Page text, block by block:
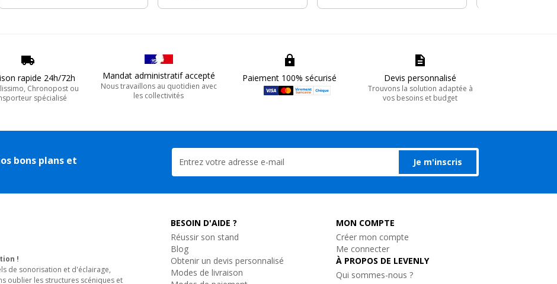
rapide 24h/72h
Chronopost ou
spécialisé
Mandat administratif accepté
Nous travaillons au quotidien avec
les collectivités
Paiement 100% sécurisé Devis personnalisé
Trouvons la solution adaptée à
vos besoins et budget
bons plans et
Je m'inscris
!
de sonorisation et d'éclairage,
oublier les structures scéniques et
BESOIN D'AIDE ?
Réussir son stand
Blog
Obtenir un devis personnalisé
Modes de livraison
MON COMPTE
Créer mon compte
Me connecter
À PROPOS DE LEVENLY
Qui sommes-nous ?